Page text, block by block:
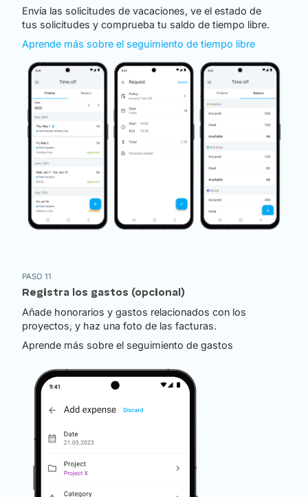
Envía las solicitudes de vacaciones, ve el estado de
tus solicitudes y comprueba tu saldo de tiempo libre.
Aprende más sobre el seguimiento de tiempo libre
PASO 11
Registra los gastos (opcional)
Añade honorarios y gastos relacionados con los
proyectos, y haz una foto de las facturas.
Aprende más sobre el seguimiento de gastos